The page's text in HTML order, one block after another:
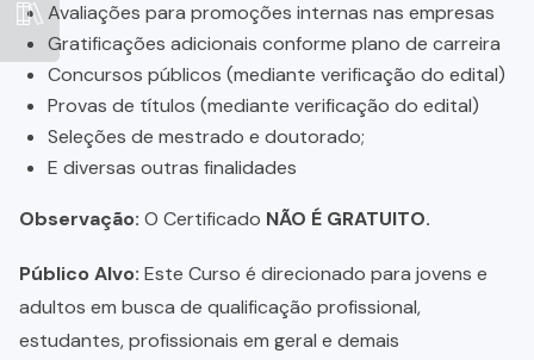
Avaliações para promoções internas nas empresas
Gratificações adicionais conforme plano de carreira
Concursos públicos (mediante verificação do edital)
Provas de títulos (mediante verificação do edital)
Seleções de mestrado e doutorado;
E diversas outras finalidades
Observação: O Certificado NÃO É GRATUITO.
Público Alvo: Este Curso é direcionado para jovens e
adultos em busca de qualificação profissional,
estudantes, profissionais em geral e demais